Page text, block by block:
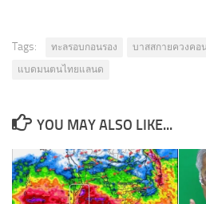
Tags: ทะลรอบกอนรอง บาสสกายควงคอ
แบดมนตนไทยแลนด
YOU MAY ALSO LIKE...